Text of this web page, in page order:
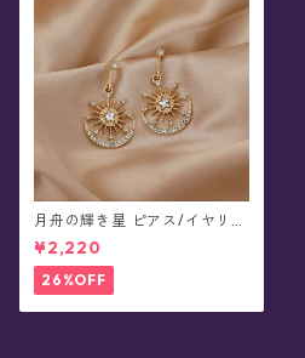
月舟の輝き星 ピアス/イヤリン
グ(全3色)
¥2,220
26%OFF